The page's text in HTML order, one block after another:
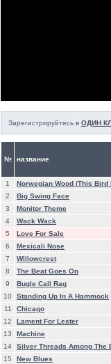
Зарегистрируйтесь в ОДИН
№ название
1
Norwegian Wood (This Bird
2
Big Swing Face
3
Monitor Theme
4
Wack Wack
5
Love For Sale
6
Mexicali Nose
7
Willowcrest
8
The Beat Goes On
9
Bugle Call Rag
10
Standing Up In A Hammock
11
Chicago
12
Lament For Lester
13
Machine
14
Silver Threads Among The
15
New Blues